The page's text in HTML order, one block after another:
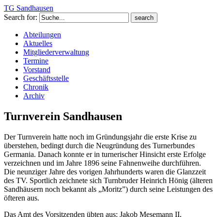
TG Sandhausen
Search for:
Abteilungen
Aktuelles
Mitgliederverwaltung
Termine
Vorstand
Geschäftsstelle
Chronik
Archiv
Turnverein Sandhausen
Der Turnverein hatte noch im Gründungsjahr die erste Krise zu
überstehen, bedingt durch die Neugründung des Turnerbundes
Germania. Danach konnte er in turnerischer Hinsicht erste Erfolge
verzeichnen und im Jahre 1896 seine Fahnenweihe durchführen.
Die neunziger Jahre des vorigen Jahrhunderts waren die Glanzzeit
des TV. Sportlich zeichnete sich Turnbruder Heinrich Hönig (älteren
Sandhäusern noch bekannt als „Moritz”) durch seine Leistungen des
öfteren aus.
Das Amt des Vorsitzenden übten aus: Jakob Mesemann II,